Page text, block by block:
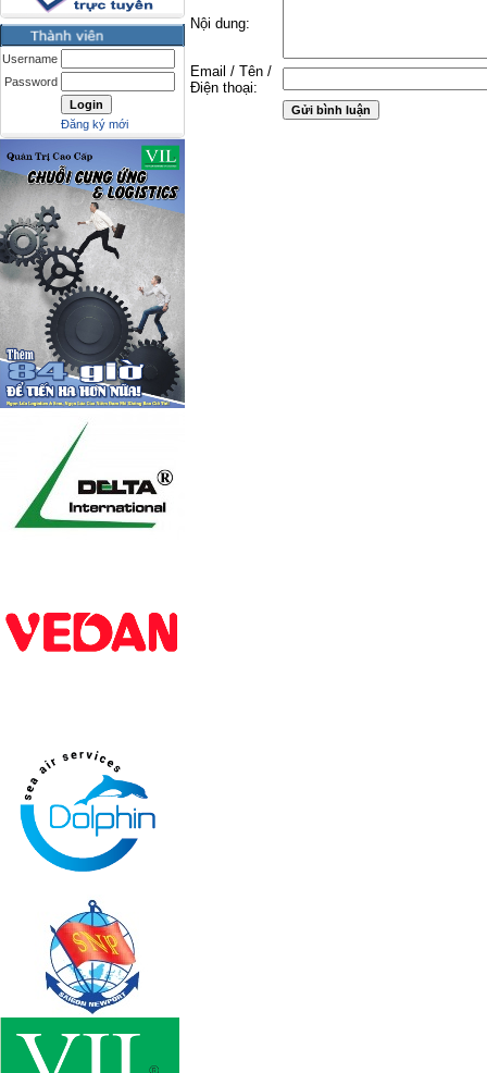
Username
Password
Đăng ký mới
Nội dung:
Email / Tên /
Điện thoại: